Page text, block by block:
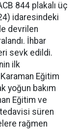
844 plakalı üç
idaresindeki
devrilen
İhbar
sevk edildi.
ilk
Eğitim
yoğun bakım
Eğitim ve
süren
rağmen